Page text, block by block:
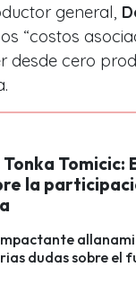
general,
“costos
desde cero
.
Tomicic:
la
dudas sobre el